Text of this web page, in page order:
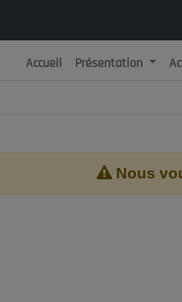
Accueil Présentation
Nous